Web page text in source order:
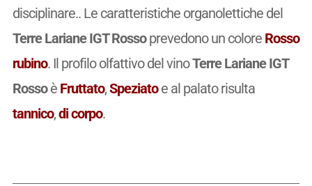
disciplinare.. Le caratteristiche organolettiche del
Terre Lariane IGT Rossoprevedono un colore Rosso
rubino. Il profilo olfattivo del vinoTerre Lariane IGT
Rossoè Fruttato,Speziatoe al palato risulta
tannico,di corpo.